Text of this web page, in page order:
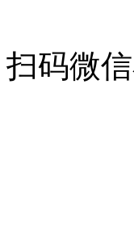
扫码微